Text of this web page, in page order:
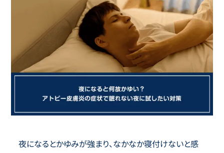
夜になるとかゆみが強まり、なかなか寝付けないと感